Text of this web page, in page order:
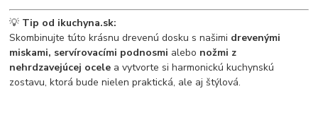
💡 Tip od ikuchyna.sk:
Skombinujte túto krásnu drevenú dosku s našimi drevenými
miskami, servírovacími podnosmi alebo nožmi z
nehrdzavejúcej ocele a vytvorte si harmonickú kuchynskú
zostavu, ktorá bude nielen praktická, ale aj štýlová.